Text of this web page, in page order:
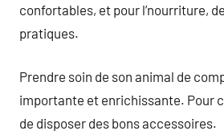
confortables, et pour l’nourriture,
pratiques.
Prendre soin de son animal de
importante et enrichissante. Pour
de disposer des bons accessoires.